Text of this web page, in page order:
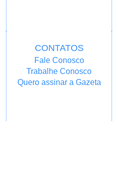
CONTATOS
Fale Conosco
Trabalhe Conosco
Quero assinar a Gazeta